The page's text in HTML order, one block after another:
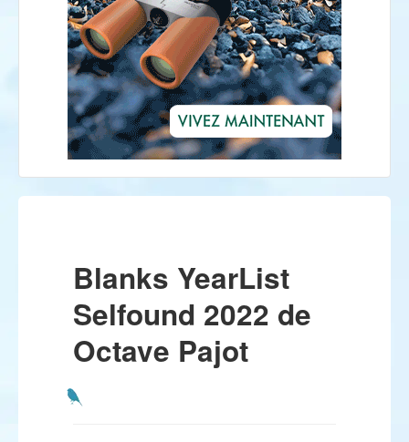
Blanks YearList
Selfound 2022 de
Octave Pajot